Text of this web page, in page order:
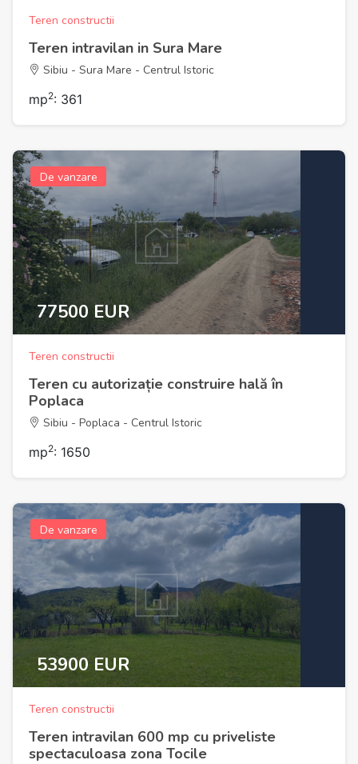
Teren constructii
Teren intravilan in Sura Mare
Sibiu - Sura Mare - Centrul Istoric
mp2: 361
De vanzare
77500 EUR
Teren constructii
Teren cu autorizație construire hală în
Poplaca
Sibiu - Poplaca - Centrul Istoric
mp2: 1650
De vanzare
53900 EUR
Teren constructii
Teren intravilan 600 mp cu priveliste
spectaculoasa zona Tocile